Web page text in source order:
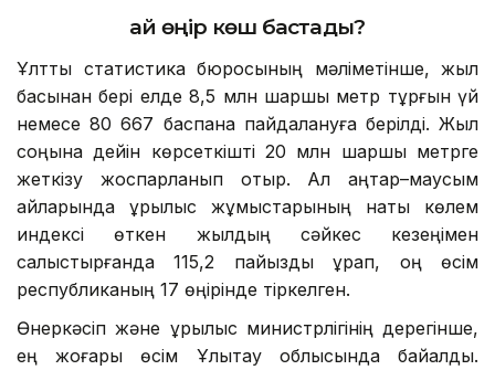
Қай өңір көш бастады?
Ұлттық статистика бюросының мәліметінше, жыл
басынан бері елде 8,5 млн шаршы метр тұрғын үй
немесе 80 667 баспана пайдалануға берілді. Жыл
соңына дейін көрсеткішті 20 млн шаршы метрге
жеткізу жоспарланып отыр. Ал қаңтар–маусым
айларында құрылыс жұмыстарының нақты көлем
индексі өткен жылдың сәйкес кезеңімен
салыстырғанда 115,2 пайызды құрап, оң өсім
республиканың 17 өңірінде тіркелген.
Өнеркәсіп және құрылыс министрлігінің дерегінше,
ең жоғары өсім Ұлытау облысында байқалды.